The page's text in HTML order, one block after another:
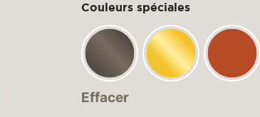
Couleurs spéciales
Effacer